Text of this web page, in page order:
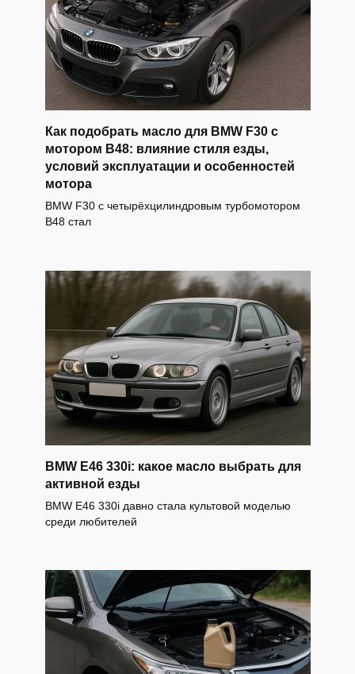
Как подобрать масло для BMW F30 с
мотором B48: влияние стиля езды,
условий эксплуатации и особенностей
мотора
BMW F30 с четырёхцилиндровым турбомотором
B48 стал
BMW E46 330i: какое масло выбрать для
активной езды
BMW E46 330i давно стала культовой моделью
среди любителей